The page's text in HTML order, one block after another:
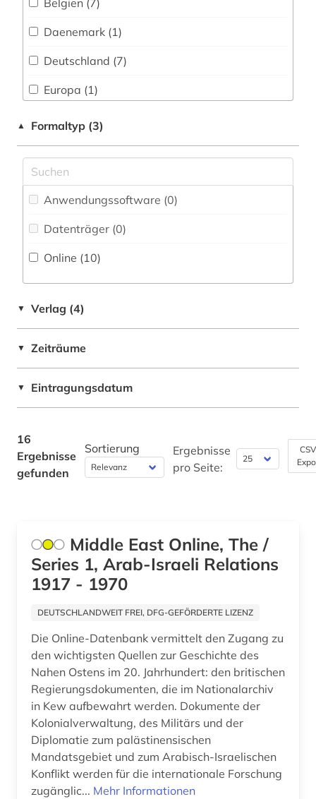
sprachatlas (1)
theater (1)
thomas bernhard (1)
Belgien (7)
Daenemark (1)
Deutschland (7)
Europa (1)
Finnland (1)
Frankreich (3)
Großbritannien (1)
Hessen (1)
Irland (2)
Italien (6)
Jugoslawien (1)
Liechtenstein (1)
Litauen (1)
Makedonien (1)
Malta (1)
Mecklenburg-Vorpommern (1)
Mittelamerika (1)
Moldawien (1)
Monaco (2)
Montenegro (1)
▲ Formaltyp (3)
Anwendungssoftware (0)
Datenträger (0)
Online (10)
▼ Verlag (4)
▼ Zeiträume
▼ Eintragungsdatum
16
Ergebnisse
gefunden
Sortierung
Ergebnisse
pro Seite:
Middle East Online, The /
Series 1, Arab-Israeli Relations
1917 - 1970
DEUTSCHLANDWEIT FREI, DFG-GEFÖRDERTE LIZENZ
Die Online-Datenbank vermittelt den Zugang zu
den wichtigsten Quellen zur Geschichte des
Nahen Ostens im 20. Jahrhundert: den britischen
Regierungsdokumenten, die im Nationalarchiv
in Kew aufbewahrt werden. Dokumente der
Kolonialverwaltung, des Militärs und der
Diplomatie zum palästinensischen
Mandatsgebiet und zum Arabisch-Israelischen
Konflikt werden für die internationale Forschung
zugänglic... Mehr Informationen